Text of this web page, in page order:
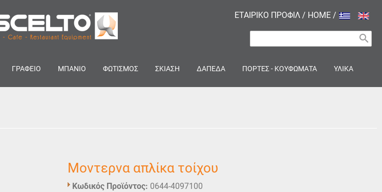
ΕΤΑΙΡΙΚΟ ΠΡΟΦΙΛ / HOME /
search
ΓΡΑΦΕΙΟ ΜΠΑΝΙΟ ΦΩΤΙΣΜΟΣ ΣΚΙΑΣΗ ΔΑΠΕΔΑ ΠΟΡΤΕΣ - ΚΟΥΦΩΜΑΤΑ ΥΛΙΚΑ
Μοντερνα απλίκα τοίχου
Κωδικός Προϊόντος: 0644-4097100